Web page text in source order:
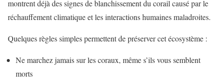
montrent déjà des signes de blanchissement du corail causé par le
réchauffement climatique et les interactions humaines maladroites.
Quelques règles simples permettent de préserver cet écosystème :
Ne marchez jamais sur les coraux, même s’ils vous semblent
morts